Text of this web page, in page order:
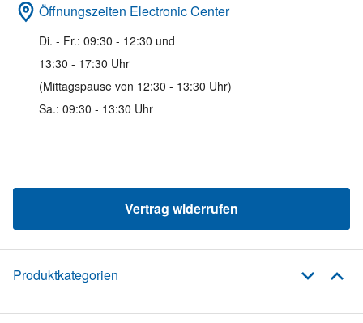
Öffnungszeiten Electronic Center
Di. - Fr.: 09:30 - 12:30 und
13:30 - 17:30 Uhr
(Mittagspause von 12:30 - 13:30 Uhr)
Sa.: 09:30 - 13:30 Uhr
Vertrag widerrufen
Produktkategorien